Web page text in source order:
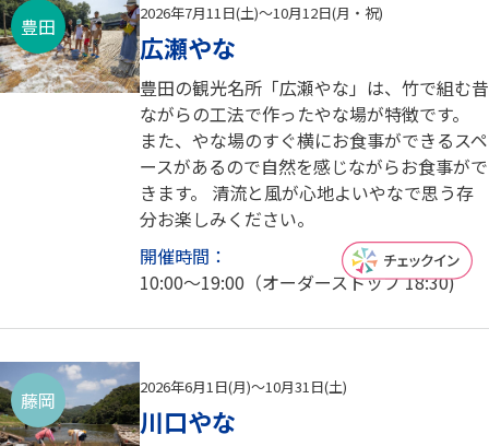
豊田
2026年7月11日(土)～10月12日(月・祝)
広瀬やな
豊田の観光名所「広瀬やな」は、竹で組む昔
ながらの工法で作ったやな場が特徴です。
また、やな場のすぐ横にお食事ができるスペ
ースがあるので自然を感じながらお食事がで
きます。 清流と風が心地よいやなで思う存
分お楽しみください。
開催時間：
10:00～19:00（オーダーストップ 18:30)
藤岡
2026年6月1日(月)～10月31日(土)
川口やな